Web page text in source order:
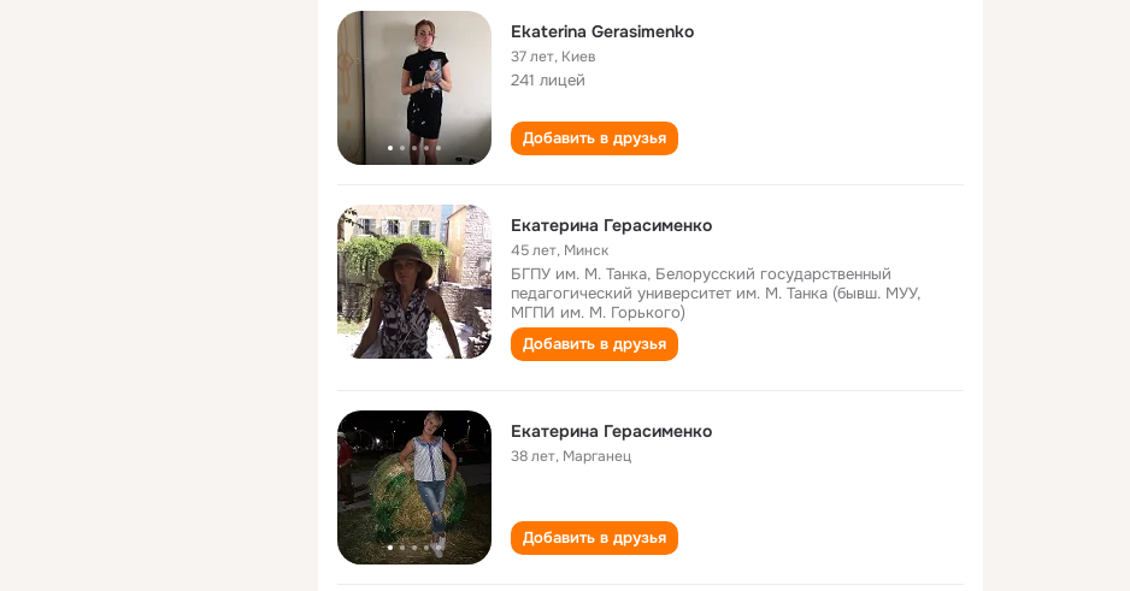
Ekaterina Gerasimenko
37 лет, Киев
241 лицей
Добавить в друзья
Екатерина Герасименко
45 лет, Минск
БГПУ им. М. Танка, Белорусский государственный
педагогический университет им. М. Танка (бывш. МУУ,
МГПИ им. М. Горького)
Добавить в друзья
Екатерина Герасименко
38 лет, Марганец
Добавить в друзья